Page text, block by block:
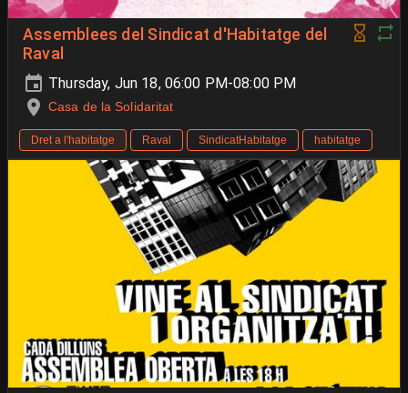
Assemblees del Sindicat d'Habitatge del
Raval
Thursday, Jun 18, 06:00 PM-08:00 PM
Casa de la Solidaritat
Dret a l'habitatge Raval SindicatHabitatge habitatge